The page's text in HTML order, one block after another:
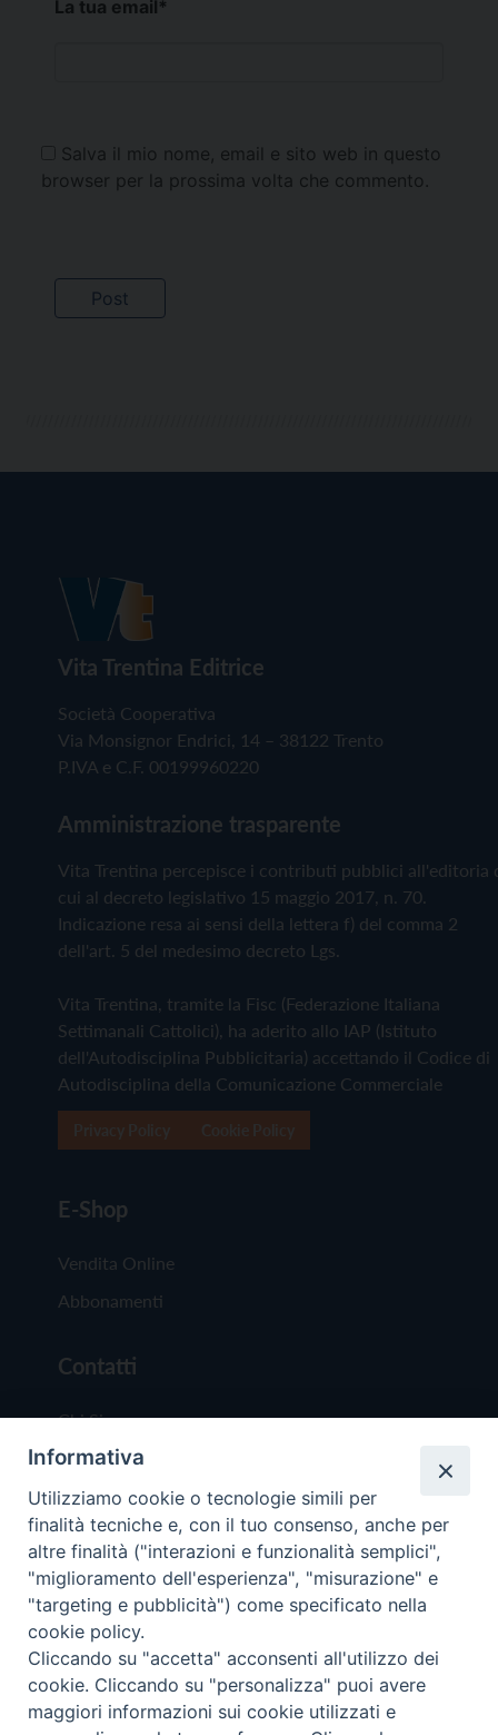
La tua email*
Salva il mio nome, email e sito web in questo
browser per la prossima volta che commento.
Vita Trentina Editrice
Società Cooperativa
Via Monsignor Endrici, 14 – 38122 Trento
P.IVA e C.F. 00199960220
Amministrazione trasparente
Vita Trentina percepisce i contributi pubblici all'editoria
cui al decreto legislativo 15 maggio 2017, n. 70.
Indicazione resa ai sensi della lettera f) del comma 2
dell'art. 5 del medesimo decreto Lgs.
Vita Trentina, tramite la Fisc (Federazione Italiana
Settimanali Cattolici), ha aderito allo IAP (Istituto
dell'Autodisciplina Pubblicitaria) accettando il Codice di
Autodisciplina della Comunicazione Commerciale
E-Shop
Vendita Online
Abbonamenti
Contatti
Chi Siamo
Redazione
Scrivici
Copyright © 2019 - Tutti i diritti riservati - Vita
Trentina Editrice
Privacy Policy
Informativa
Utilizziamo cookie o tecnologie simili per
finalità tecniche e, con il tuo consenso, anche per
altre finalità ("interazioni e funzionalità semplici",
"miglioramento dell'esperienza", "misurazione" e
"targeting e pubblicità") come specificato nella
cookie policy.
Cliccando su "accetta" acconsenti all'utilizzo dei
cookie. Cliccando su "personalizza" puoi avere
maggiori informazioni sui cookie utilizzati e